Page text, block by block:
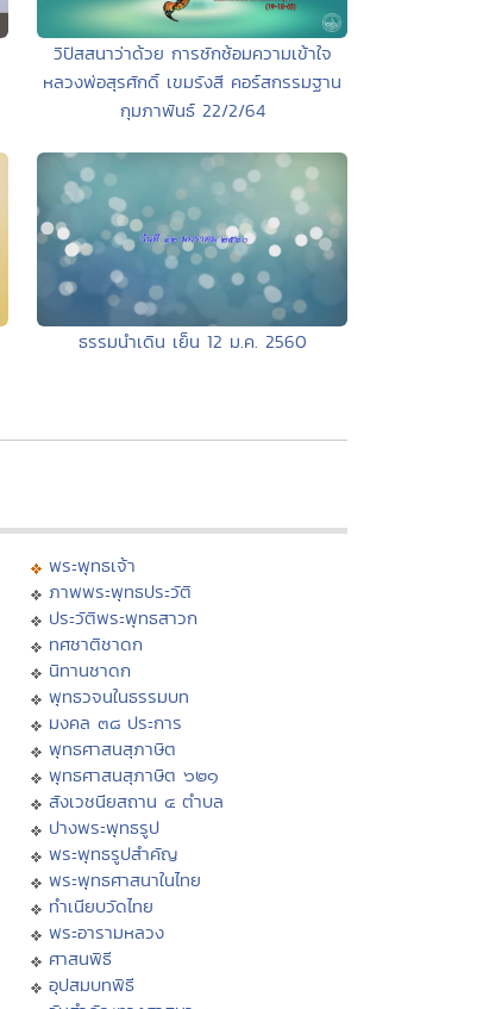
วิปัสสนาว่าด้วย การซักซ้อมความเข้าใจ
หลวงพ่อสุรศักดิ์ เขมรังสี คอร์สกรรมฐาน
กุมภาพันธ์ 22/2/64
ธรรมนำเดิน เย็น 12 ม.ค. 2560
พระพุทธเจ้า
ภาพพระพุทธประวัติ
ประวัติพระพุทธสาวก
ทศชาติชาดก
นิทานชาดก
พุทธวจนในธรรมบท
มงคล ๓๘ ประการ
พุทธศาสนสุภาษิต
พุทธศาสนสุภาษิต ๖๒๑
สังเวชนียสถาน ๔ ตำบล
ปางพระพุทธรูป
พระพุทธรูปสำคัญ
พระพุทธศาสนาในไทย
ทำเนียบวัดไทย
พระอารามหลวง
ศาสนพิธี
อุปสมบทพิธี